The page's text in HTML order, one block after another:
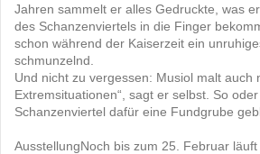
Jahren sammelt er alles Gedruckte, was
des Schanzenviertels in die Finger
schon während der Kaiserzeit ein
schmunzelnd.
Und nicht zu vergessen: Musiol malt auch
Extremsituationen“, sagt er selbst. So
Schanzenviertel dafür eine Fundgrube
AusstellungNoch bis zum 25. Februar